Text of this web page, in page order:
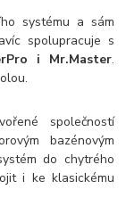
systému a sám
spolupracuje s
i Mr.Master.
společností
bazénovým
do chytrého
i ke klasickému